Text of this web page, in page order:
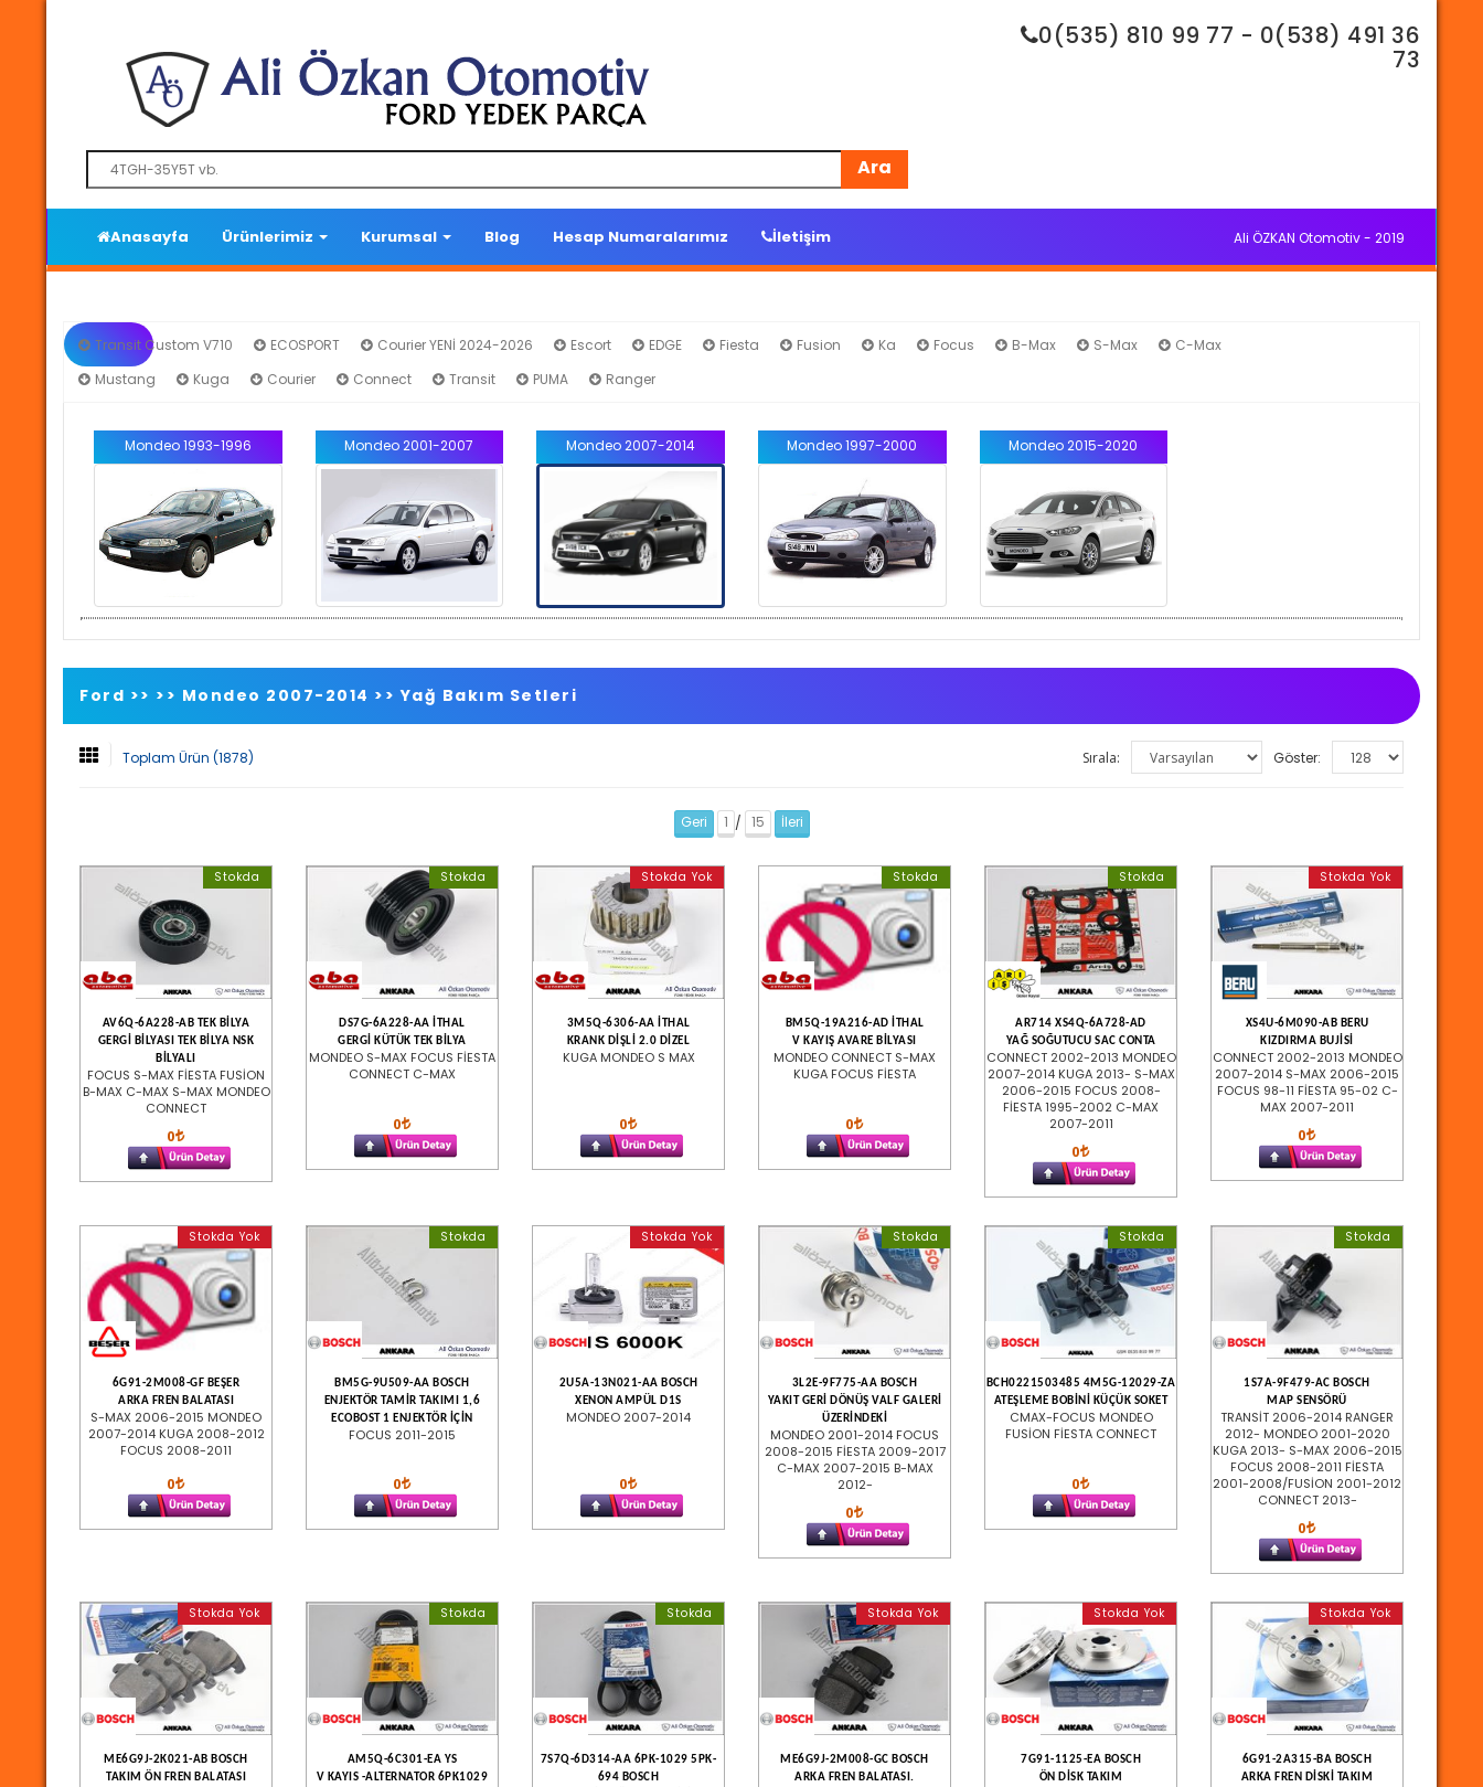
0(535) 810 99 77 - 0(538) 491 36
73
Ara
Anasayfa Ürünlerimiz Kurumsal Blog Hesap Numaralarımız İletişim Ali ÖZKAN Otomotiv - 2019
Transit Custom V710 ECOSPORT Courier YENİ 2024-2026 Escort EDGE Fiesta Fusion Ka Focus B-Max S-Max C-Max
Mustang
Kuga Courier Connect Transit PUMA Ranger
Mondeo 1993-1996 Mondeo 2001-2007 Mondeo 2007-2014 Mondeo 1997-2000 Mondeo 2015-2020
Ford >> >> Mondeo 2007-2014 >>Yağ Bakım Setleri
Toplam Ürün (1878) Göster:
Sırala:
Geri 1 / 15 İleri
Stokda
AV6Q-6A228-AB TEK BİLYA
GERGİ BİLYASI TEK BİLYA NSK
BİLYALI
FOCUS S-MAX FİESTA FUSİON
B-MAX C-MAX S-MAX MONDEO
CONNECT
0
Stokda
DS7G-6A228-AA İTHAL
GERGİ KÜTÜK TEK BİLYA
MONDEO S-MAX FOCUS FİESTA
CONNECT C-MAX
0
Stokda Yok
3M5Q-6306-AA İTHAL
KRANK DİŞLİ 2.0 DİZEL
KUGA MONDEO S MAX
0
Stokda
BM5Q-19A216-AD İTHAL
V KAYIŞ AVARE BİLYASI
MONDEO CONNECT S-MAX
KUGA FOCUS FİESTA
0
Stokda
AR714 XS4Q-6A728-AD
YAĞ SOĞUTUCU SAC CONTA
CONNECT 2002-2013 MONDEO
2007-2014 KUGA 2013- S-MAX
2006-2015 FOCUS 2008-
FİESTA 1995-2002 C-MAX
2007-2011
0
Stokda Yok
XS4U-6M090-AB BERU
KIZDIRMA BUJİSİ
CONNECT 2002-2013 MONDEO
2007-2014 S-MAX 2006-2015
FOCUS 98-11 FİESTA 95-02 C-
MAX 2007-2011
0
Stokda Yok
6G91-2M008-GF BEŞER
ARKA FREN BALATASI
S-MAX 2006-2015 MONDEO
2007-2014 KUGA 2008-2012
FOCUS 2008-2011
0
Stokda
BM5G-9U509-AA BOSCH
ENJEKTÖR TAMİR TAKIMI 1,6
ECOBOST 1 ENJEKTÖR İÇİN
FOCUS 2011-2015
0
Stokda Yok
2U5A-13N021-AA BOSCH
XENON AMPÜL D1S
MONDEO 2007-2014
0
Stokda
3L2E-9F775-AA BOSCH
YAKIT GERİ DÖNÜŞ VALF GALERİ
ÜZERİNDEKİ
MONDEO 2001-2014 FOCUS
2008-2015 FİESTA 2009-2017
C-MAX 2007-2015 B-MAX
2012-
0
Stokda
BCH0221503485 4M5G-12029-ZA
ATEŞLEME BOBİNİ KÜÇÜK SOKET
CMAX-FOCUS MONDEO
FUSİON FİESTA CONNECT
0
Stokda
1S7A-9F479-AC BOSCH
MAP SENSÖRÜ
TRANSİT 2006-2014 RANGER
2012- MONDEO 2001-2020
KUGA 2013- S-MAX 2006-2015
FOCUS 2008-2011 FİESTA
2001-2008/FUSİON 2001-2012
CONNECT 2013-
0
Stokda Yok
ME6G9J-2K021-AB BOSCH
TAKIM ÖN FREN BALATASI
Stokda
AM5Q-6C301-EA YS
V KAYIS -ALTERNATOR 6PK1029
Stokda
7S7Q-6D314-AA 6PK-1029 5PK-
694 BOSCH
Stokda Yok
ME6G9J-2M008-GC BOSCH
ARKA FREN BALATASI.
Stokda Yok
7G91-1125-EA BOSCH
ÖN DİSK TAKIM
Stokda Yok
6G91-2A315-BA BOSCH
ARKA FREN DİSKİ TAKIM